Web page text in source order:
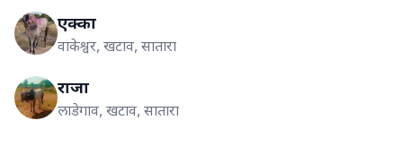
एक्का
वाकेश्वर, खटाव, सातारा
राजा
लाडेगाव, खटाव, सातारा